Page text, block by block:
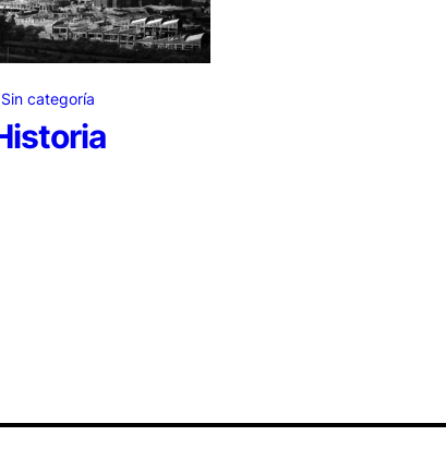
Sin categoría